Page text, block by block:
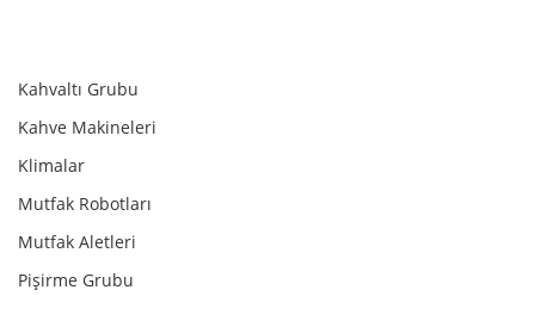
Kahvaltı Grubu
Kahve Makineleri
Klimalar
Mutfak Robotları
Mutfak Aletleri
Pişirme Grubu